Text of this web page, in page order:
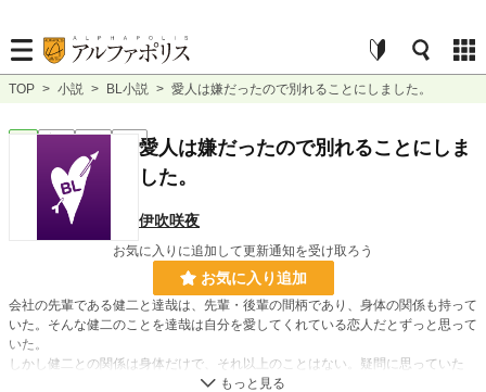
TOP > 小説 > BL小説 > 愛人は嫌だったので別れることにしました。
完結 短編
愛人は嫌だったので別れることにしま
した。
伊吹咲夜
お気に入りに追加して更新通知を受け取ろう
お気に入り追加
会社の先輩である健二と達哉は、先輩・後輩の間柄であり、身体の関係も持って
いた。そんな健二のことを達哉は自分を愛してくれている恋人だとずっと思って
いた。
しかし健二との関係は身体だけで、それ以上のことはない。疑問に思っていた
日、健二が結婚したと朝礼で報告が。健二は達哉のことを愛してはいなかったの